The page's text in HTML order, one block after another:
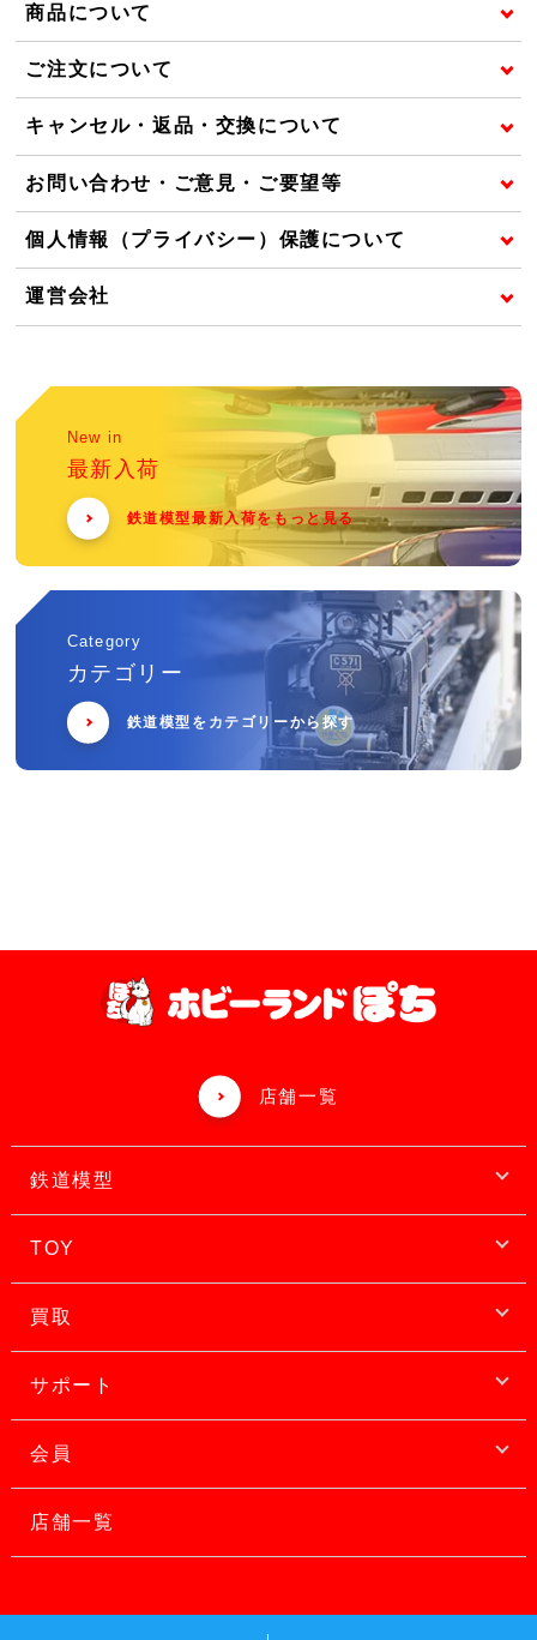
商品について
ご注文について
キャンセル・返品・交換について
お問い合わせ・ご意見・ご要望等
個人情報（プライバシー）保護について
運営会社
New in
最新入荷
鉄道模型最新入荷をもっと見る
Category
カテゴリー
鉄道模型をカテゴリーから探す
店舗一覧
鉄道模型
TOY
買取
サポート
会員
店舗一覧